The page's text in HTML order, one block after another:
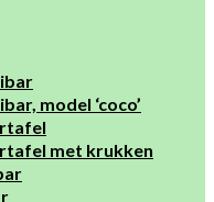
model ‘coco’
met krukken